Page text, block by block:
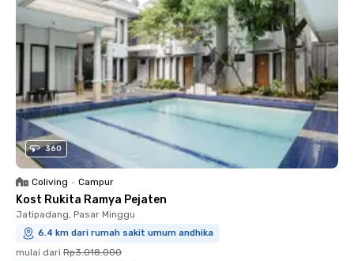
360
Coliving • Campur
Kost Rukita Ramya Pejaten
Jatipadang, Pasar Minggu
6.4 km dari rumah sakit umum andhika
mulai dari Rp3.018.000